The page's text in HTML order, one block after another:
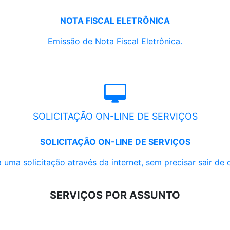
NOTA FISCAL ELETRÔNICA
Emissão de Nota Fiscal Eletrônica.
SOLICITAÇÃO ON-LINE DE SERVIÇOS
SOLICITAÇÃO ON-LINE DE SERVIÇOS
uma solicitação através da internet, sem precisar sair de
SERVIÇOS POR ASSUNTO